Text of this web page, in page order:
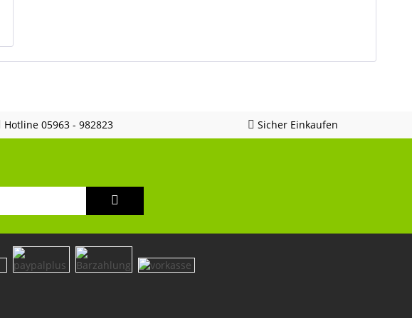
Hotline 05963 - 982823 Sicher Einkaufen